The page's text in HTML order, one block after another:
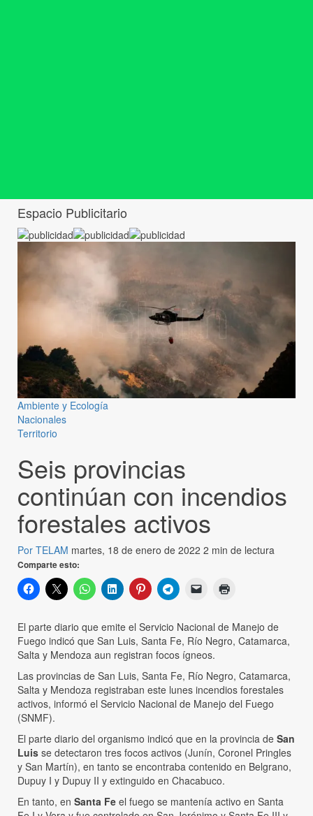
Espacio Publicitario
Ambiente y Ecología
Nacionales
Territorio
Seis provincias
continúan con incendios
forestales activos
Por TELAM martes, 18 de enero de 2022 2 min de lectura
Comparte esto:
El parte diario que emite el Servicio Nacional de Manejo de
Fuego indicó que San Luis, Santa Fe, Río Negro, Catamarca,
Salta y Mendoza aun registran focos ígneos.
Las provincias de San Luis, Santa Fe, Río Negro, Catamarca,
Salta y Mendoza registraban este lunes incendios forestales
activos, informó el Servicio Nacional de Manejo del Fuego
(SNMF).
El parte diario del organismo indicó que en la provincia de San
Luis se detectaron tres focos activos (Junín, Coronel Pringles
y San Martín), en tanto se encontraba contenido en Belgrano,
Dupuy I y Dupuy II y extinguido en Chacabuco.
En tanto, en Santa Fe el fuego se mantenía activo en Santa